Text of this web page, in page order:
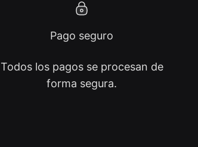
Pago seguro
Todos los pagos se procesan de
forma segura.